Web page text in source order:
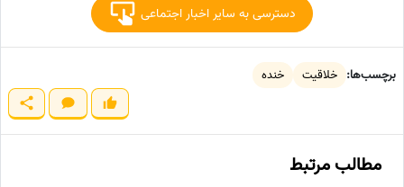
دسترسی به سایر اخبار اجتماعی
برچسب‌ها: خلاقیت خنده
مطالب مرتبط